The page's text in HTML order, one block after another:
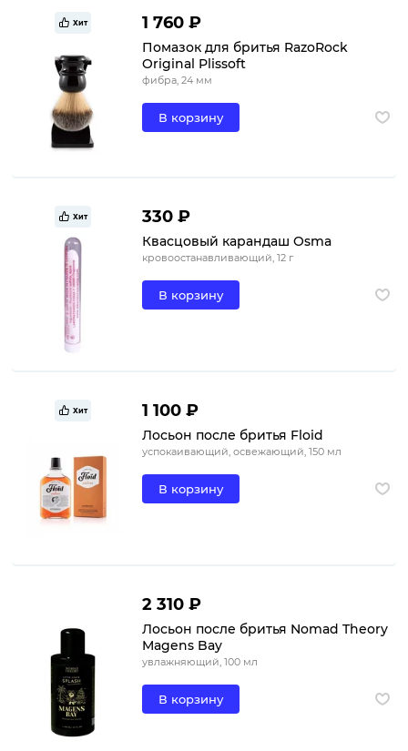
Хит 1 760 ₽
Помазок для бритья RazoRock
Original Plissoft
фибра, 24 мм
В корзину
Хит 330 ₽
Квасцовый карандаш Osma
кровоостанавливающий, 12 г
В корзину
Хит 1 100 ₽
Лосьон после бритья Floid
успокаивающий, освежающий, 150 мл
В корзину
2 310 ₽
Лосьон после бритья Nomad Theory
Magens Bay
увлажняющий, 100 мл
В корзину